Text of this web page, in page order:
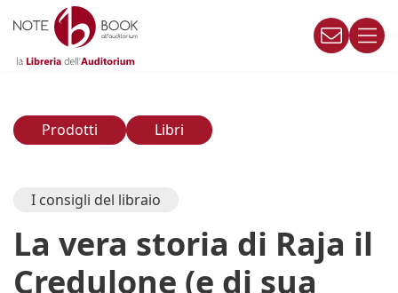
al
Prodotti
Libri
I consigli del libraio
La vera storia di Raja il
Credulone (e di sua